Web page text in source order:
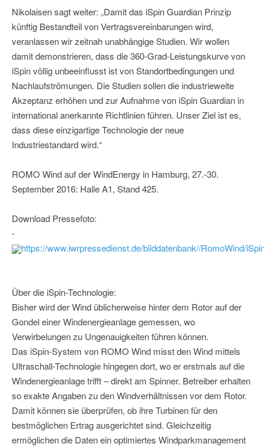
Nikolaisen sagt weiter: „Damit das iSpin Guardian Prinzip
künftig Bestandteil von Vertragsvereinbarungen wird,
veranlassen wir zeitnah unabhängige Studien. Wir wollen
damit demonstrieren, dass die 360-Grad-Leistungskurve von
iSpin völlig unbeeinflusst ist von Standortbedingungen und
Nachlaufströmungen. Die Studien sollen die industrieweite
Akzeptanz erhöhen und zur Aufnahme von iSpin Guardian in
international anerkannte Richtlinien führen. Unser Ziel ist es,
dass diese einzigartige Technologie der neue
Industriestandard wird.“
ROMO Wind auf der WindEnergy in Hamburg, 27.-30.
September 2016: Halle A1, Stand 425.
Download Pressefoto:
-
https://www.iwrpressedienst.de/bilddatenbank//RomoWind/
Über die iSpin-Technologie:
Bisher wird der Wind üblicherweise hinter dem Rotor auf der
Gondel einer Windenergieanlage gemessen, wo
Verwirbelungen zu Ungenauigkeiten führen können.
Das iSpin-System von ROMO Wind misst den Wind mittels
Ultraschall-Technologie hingegen dort, wo er erstmals auf die
Windenergieanlage trifft – direkt am Spinner. Betreiber erhalten
so exakte Angaben zu den Windverhältnissen vor dem Rotor.
Damit können sie überprüfen, ob ihre Turbinen für den
bestmöglichen Ertrag ausgerichtet sind. Gleichzeitig
ermöglichen die Daten ein optimiertes Windparkmanagement